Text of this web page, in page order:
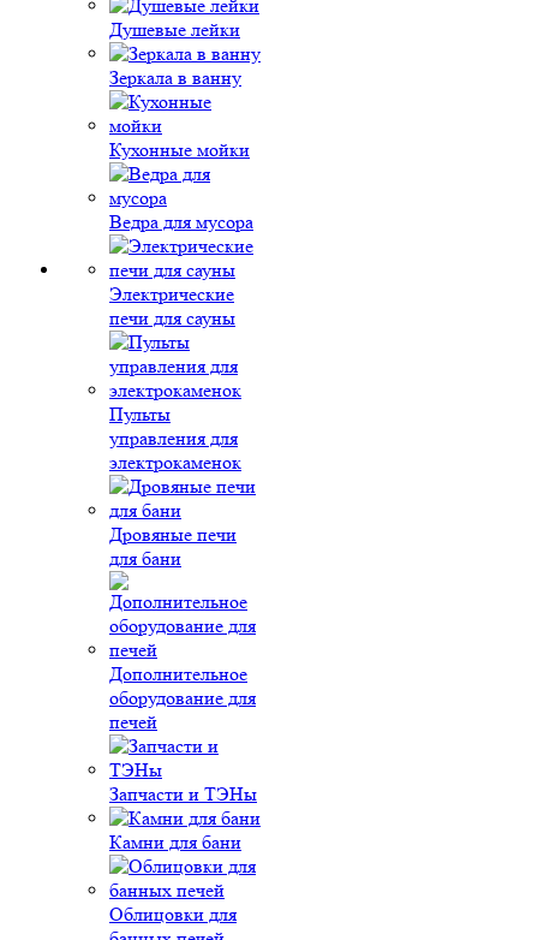
Душевые лейки
Зеркала в ванну
Кухонные мойки
Ведра для мусора
Электрические
печи для сауны
Пульты
управления для
электрокаменок
Дровяные печи
для бани
Дополнительное
оборудование для
печей
Запчасти и ТЭНы
Камни для бани
Облицовки для